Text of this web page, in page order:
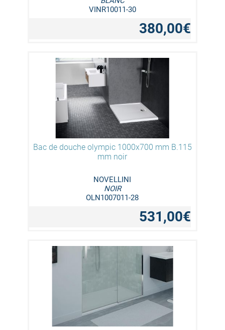
VINR10011-30
380,00€
Bac de douche olympic 1000x700 mm B.115
mm noir
NOVELLINI
NOIR
OLN1007011-28
531,00€